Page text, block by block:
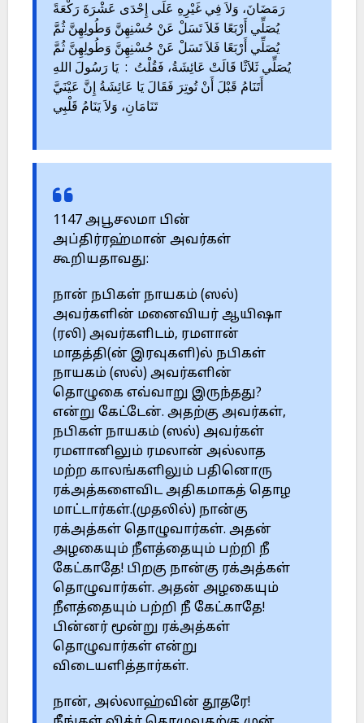
رَمَضَانَ، وَلاَ فِي غَيْرِهِ عَلَى إِحْدَى عَشْرَةَ رَكْعَةً
يُصَلِّي أَرْبَعًا فَلاَ تَسَلْ عَنْ حُسْنِهِنَّ وَطُولِهِنَّ ثُمَّ
يُصَلِّي أَرْبَعًا فَلاَ تَسَلْ عَنْ حُسْنِهِنَّ وَطُولِهِنَّ ثُمَّ
يُصَلِّي ثَلاَثًا قَالَتْ عَائِشَةُ، فَقُلْتُ : يَا رَسُولَ اللهِ
أَتَنَامُ قَبْلَ أَنْ تُوتِرَ فَقَالَ يَا عَائِشَةُ إِنَّ عَيْنَيَّ
تَنَامَانِ، وَلاَ يَنَامُ قَلْبِي
1147 அபூசலமா பின்
அப்திர்ரஹ்மான் அவர்கள்
கூறியதாவது:
நான் நபிகள் நாயகம் (ஸல்)
அவர்களின் மனைவியர் ஆயிஷா
(ரலி) அவர்களிடம், ரமளான்
மாதத்தி(ன் இரவுகளி)ல் நபிகள்
நாயகம் (ஸல்) அவர்களின்
தொழுகை எவ்வாறு இருந்தது?
என்று கேட்டேன். அதற்கு அவர்கள்,
நபிகள் நாயகம் (ஸல்) அவர்கள்
ரமளானிலும் ரமலான் அல்லாத
மற்ற காலங்களிலும் பதினொரு
ரக்அத்களைவிட அதிகமாகத் தொழ
மாட்டார்கள்.(முதலில்) நான்கு
ரக்அத்கள் தொழுவார்கள். அதன்
அழகையும் நீளத்தையும் பற்றி நீ
கேட்காதே! பிறகு நான்கு ரக்அத்கள்
தொழுவார்கள். அதன் அழகையும்
நீளத்தையும் பற்றி நீ கேட்காதே!
பின்னர் மூன்று ரக்அத்கள்
தொழுவார்கள் என்று
விடையளித்தார்கள்.
நான், அல்லாஹ்வின் தூதரே!